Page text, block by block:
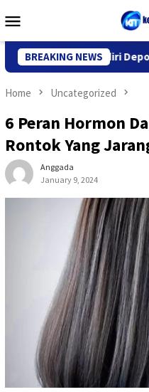
to
Menu
BREAKING NEWS
Imigrasi Kediri Deportasi WN
Home Uncategorized
6 Peran Hormon
Rontok Yang
Anggada
January 9, 2024